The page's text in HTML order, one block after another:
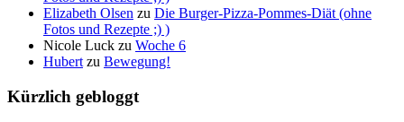
Elizabeth Olsen zu Die Burger-Pizza-Pommes-Diät (ohne
Fotos und Rezepte ;) )
Nicole Luck zu Woche 6
Hubert zu Bewegung!
Kürzlich gebloggt